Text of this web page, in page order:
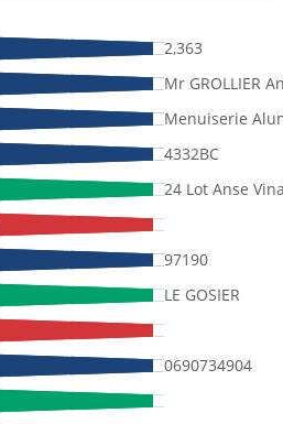
2,363
Mr GROLLIER
Menuiserie
4332BC
24 Lot Anse
97190
LE GOSIER
0690734904